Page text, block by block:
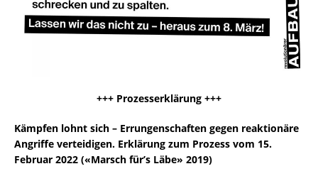
+++ Prozesserklärung +++
Kämpfen lohnt sich – Errungenschaften gegen reaktionäre
Angriffe verteidigen. Erklärung zum Prozess vom 15.
Februar 2022 («Marsch für’s Läbe» 2019)